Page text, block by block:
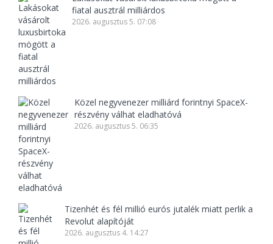
fiatal ausztrál milliárdos
2026. augusztus 5. 07:08
Közel negyvenezer milliárd forintnyi SpaceX-
részvény válhat eladhatóvá
2026. augusztus 5. 06:35
Tizenhét és fél millió eurós jutalék miatt perlik a
Revolut alapítóját
2026. augusztus 4. 14:27